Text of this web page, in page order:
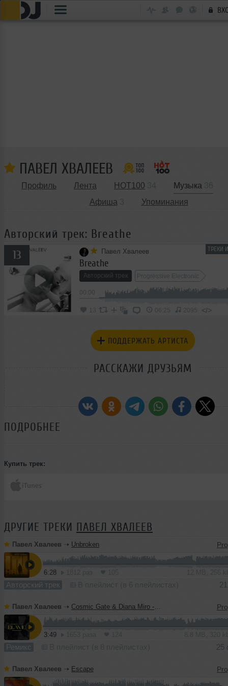
ПАВЕЛ ХВАЛЕЕВ
Профиль Лента HOT100 Музыка
Афиша
Упоминания
Авторский трек: Breathe
ТРЕКИ
13 Павел Хвалеев
Breathe
Авторский трек Progressive Electronic
13 06:25 2095 </>
ПОДДЕРЖАТЬ АРТИСТА
РАССКАЖИ ДРУЗЬЯМ
ПОДРОБНЕЕ
Купить трек:
ДРУГИЕ ТРЕКИ ПАВЕЛ ХВАЛЕЕВ
Павел Хвалеев ➝ Unbroken
6:28
Авторский трек
Павел Хвалеев ➝ Cosmic Gate & Diana Miro - Blame (Pavel Khvaleev Remix)
3:49
Ремикс 25
Павел Хвалеев ➝ Escape